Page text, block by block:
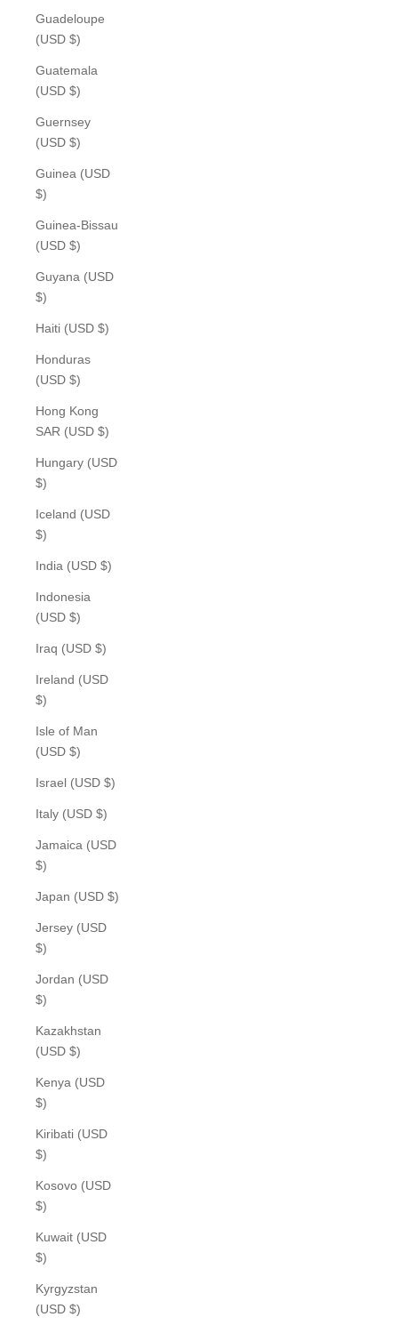
Guadeloupe
(USD $)
Guatemala
(USD $)
Guernsey
(USD $)
Guinea (USD
$)
Guinea-Bissau
(USD $)
Guyana (USD
$)
Haiti (USD $)
Honduras
(USD $)
Hong Kong
SAR (USD $)
Hungary (USD
$)
Iceland (USD
$)
India (USD $)
Indonesia
(USD $)
Iraq (USD $)
Ireland (USD
$)
Isle of Man
(USD $)
Israel (USD $)
Italy (USD $)
Jamaica (USD
$)
Japan (USD $)
Jersey (USD
$)
Jordan (USD
$)
Kazakhstan
(USD $)
Kenya (USD
$)
Kiribati (USD
$)
Kosovo (USD
$)
Kuwait (USD
$)
Kyrgyzstan
(USD $)